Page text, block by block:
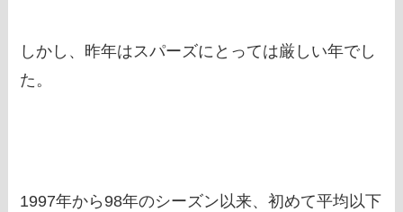
しかし、昨年はスパーズにとっては厳しい年でし
た。
1997年から98年のシーズン以来、初めて平均以下